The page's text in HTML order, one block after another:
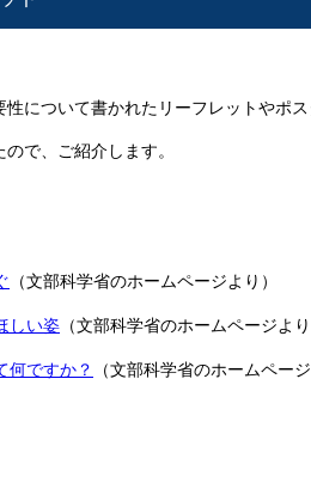
について書かれたリーフレットやポス
で、ご紹介します。
（文部科学省のホームページより）
しい姿 （文部科学省のホームページより
何ですか？ （文部科学省のホームページ